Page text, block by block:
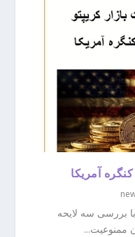
آمریکا
با بررسی سه لایحه